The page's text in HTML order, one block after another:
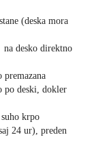
(deska mora
na desko direktno
po deski, dokler
krpo
24 ur), preden